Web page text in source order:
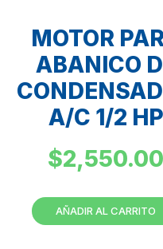
MOTOR
ABANICO
A/C 1/2 HP
$2,550.00
AÑADIR AL CARRITO